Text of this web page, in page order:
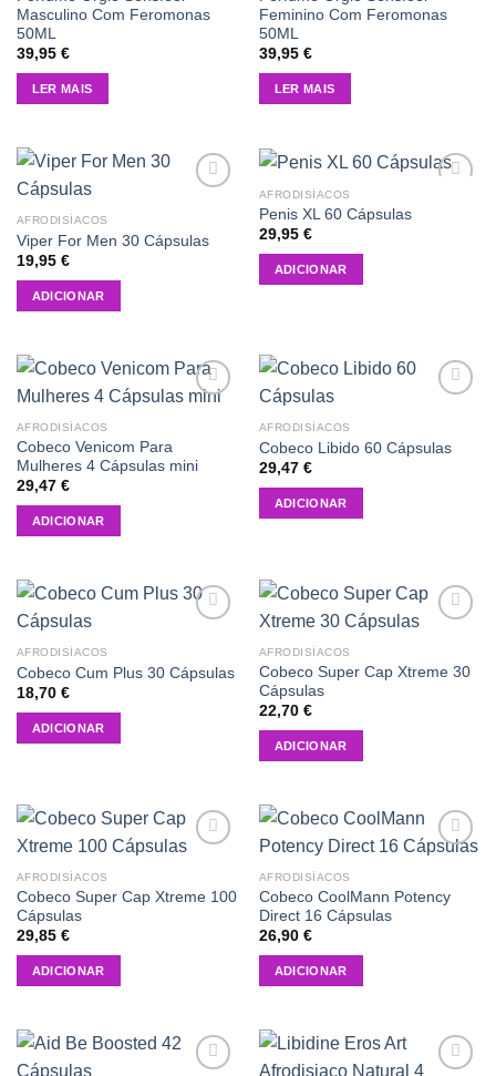
Masculino Com Feromonas
50ML
39,95 €
LER MAIS
Feminino Com Feromonas
50ML
39,95 €
LER MAIS
AFRODISÍACOS
Viper For Men 30 Cápsulas
19,95 €
ADICIONAR
AFRODISÍACOS
Penis XL 60 Cápsulas
29,95 €
ADICIONAR
AFRODISÍACOS
Cobeco Venicom Para
Mulheres 4 Cápsulas mini
29,47 €
ADICIONAR
AFRODISÍACOS
Cobeco Libido 60 Cápsulas
29,47 €
ADICIONAR
AFRODISÍACOS
Cobeco Cum Plus 30 Cápsulas
18,70 €
ADICIONAR
AFRODISÍACOS
Cobeco Super Cap Xtreme 30
Cápsulas
22,70 €
ADICIONAR
AFRODISÍACOS
Cobeco Super Cap Xtreme 100
Cápsulas
29,85 €
ADICIONAR
AFRODISÍACOS
Cobeco CoolMann Potency
Direct 16 Cápsulas
26,90 €
ADICIONAR